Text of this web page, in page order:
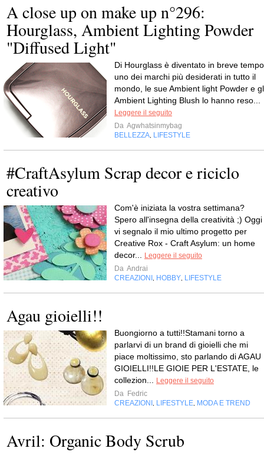
A close up on make up n°296:
Hourglass, Ambient Lighting Powder
"Diffused Light"
Di Hourglass è diventato in breve tempo
uno dei marchi più desiderati in tutto il
mondo, le sue Ambient light Powder e
Ambient Lighting Blush lo hanno reso...
Leggere il seguito
Da Agwhatsinmybag
BELLEZZA LIFESTYLE
#CraftAsylum Scrap decor e riciclo
creativo
Com'è iniziata la vostra settimana?
Spero all'insegna della creatività ;) Oggi
vi segnalo il mio ultimo progetto per
Creative Rox - Craft Asylum: un home
decor...
Leggere il seguito
Da Andrai
CREAZIONI
HOBBY LIFESTYLE
Agau gioielli!!
Buongiorno a tutti!!Stamani torno a
parlarvi di un brand di gioielli che mi
piace moltissimo, sto parlando di AGAU
GIOIELLI!!LE GIOIE PER L'ESTATE, le
collezion...
Leggere il seguito
Da Fedric
CREAZIONI
LIFESTYLE MODA E TREND
Avril: Organic Body Scrub